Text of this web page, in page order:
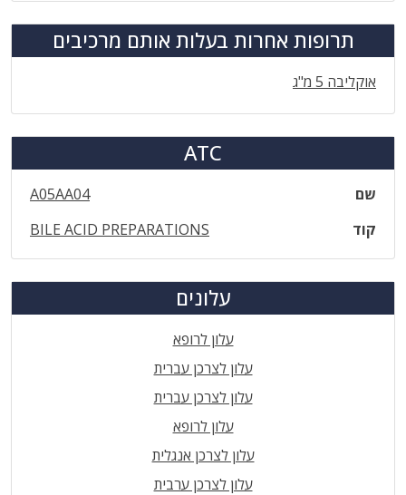
תרופות אחרות בעלות אותם מרכיבים
אוקליבה 5 מ"ג
ATC
שם
A05AA04
קוד
BILE ACID PREPARATIONS
עלונים
עלון לרופא
עלון לצרכן עברית
עלון לצרכן עברית
עלון לרופא
עלון לצרכן אנגלית
עלון לצרכן ערבית